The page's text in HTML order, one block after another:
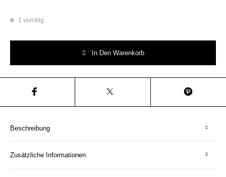
1 vorrätig
In Den Warenkorb
Beschreibung
Zusätzliche Informationen